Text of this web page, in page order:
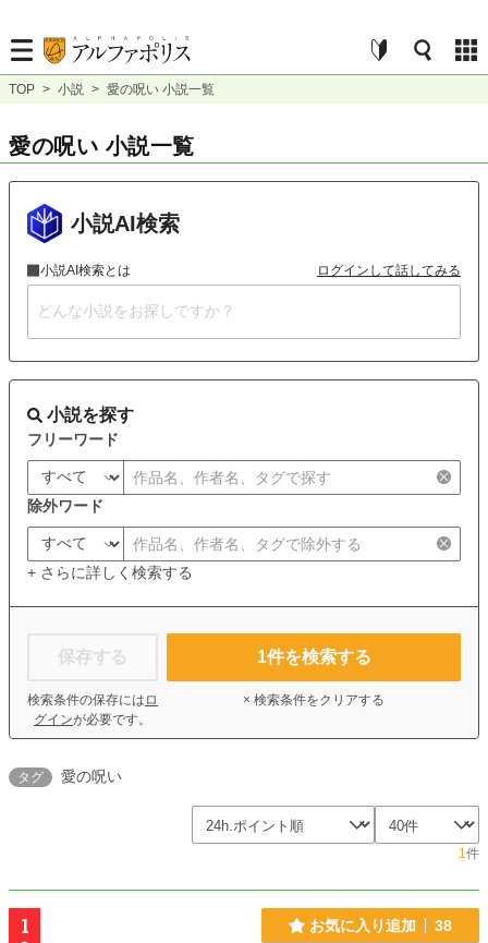
TOP > 小説 > 愛の呪い 小説一覧
愛の呪い 小説一覧
小説AI検索
小説AI検索とは ログインして話してみる
小説を探す
フリーワード
除外ワード
+ さらに詳しく検索する
保存する
検索条件の保存には ロ
グインが必要です。
1件を検索する
× 検索条件をクリアする
タグ 愛の呪い
1件
1 お気に入り追加 38